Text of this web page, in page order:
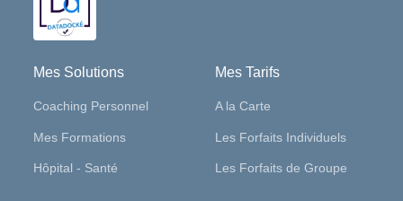
Mes Solutions
Coaching Personnel
Mes Formations
Hôpital - Santé
Mes Tarifs
A la Carte
Les Forfaits Individuels
Les Forfaits de Groupe